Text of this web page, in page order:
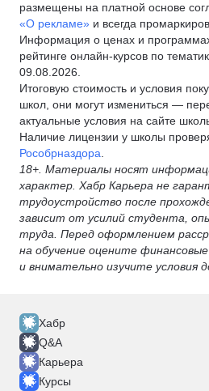
размещены на платной основе
«О рекламе» и всегда
Информация о ценах и
рейтинге онлайн-курсов по
09.08.2026.
Итоговую стоимость и условия
школ, они могут измениться —
актуальные условия на сайте
Наличие лицензии у школы
Рособрназдора
18+. Материалы носят
характер. Хабр Карьера не
трудоустройство после
зависит от усилий студента,
труда. Перед оформлением
на обучение оцените
и внимательно изучите условия
Хабр
Q&A
Карьера
Курсы